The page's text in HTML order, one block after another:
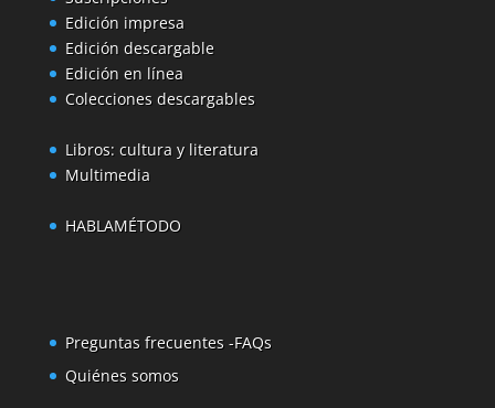
Edición impresa
Edición descargable
Edición en línea
Colecciones descargables
Libros: cultura y literatura
Multimedia
HABLAMÉTODO
Preguntas frecuentes -FAQs
Quiénes somos